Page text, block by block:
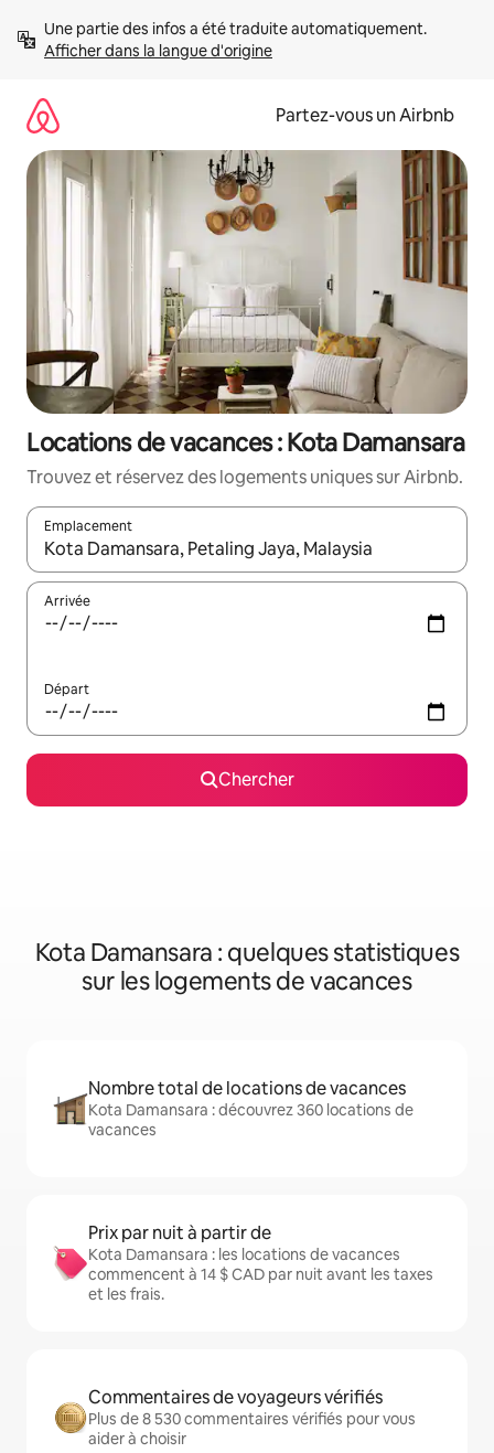
directement
Afficher dans la langue d'origine
Partez-vous un Airbnb
Locations de vacances : Kota Damansara
Trouvez et réservez des logements uniques sur Airbnb.
Emplacement
Quand les résultats sont affichés, parcourez-les en utilisant
Arrivée
Départ
Chercher
Kota Damansara : quelques statistiques
sur les logements de vacances
Nombre total de locations de vacances
Kota Damansara : découvrez 360 locations de
vacances
Prix par nuit à partir de
Kota Damansara : les locations de vacances
commencent à 14 $ CAD par nuit avant les taxes
et les frais.
Commentaires de voyageurs vérifiés
Plus de 8 530 commentaires vérifiés pour vous
aider à choisir